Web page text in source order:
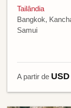
Tailândia
Bangkok,
Samui
A partir de